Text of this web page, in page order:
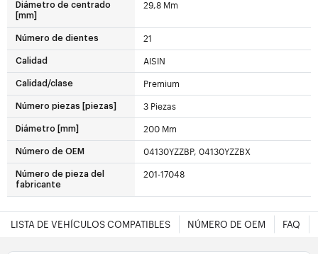
Diámetro de centrado
[mm]
29,8 Mm
Número de dientes 21
Calidad AISIN
Calidad/clase Premium
Número piezas [piezas] 3 Piezas
Diámetro [mm] 200 Mm
Número de OEM 04130YZZBP, 04130YZZBX
Número de pieza del
fabricante
201-17048
LISTA DE VEHÍCULOS COMPATIBLES NÚMERO DE OEM FAQ